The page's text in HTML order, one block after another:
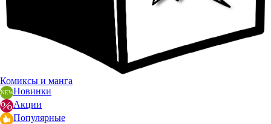
Комиксы и манга
Новинки
Акции
Популярные